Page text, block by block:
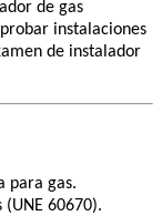
de gas
instalaciones
de instalador
para gas.
60670).